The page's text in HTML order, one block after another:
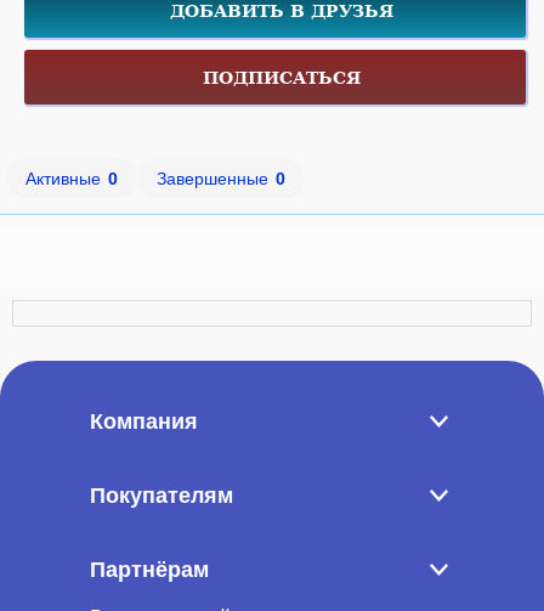
ДОБАВИТЬ В ДРУЗЬЯ
ПОДПИСАТЬСЯ
Активные 0 Завершенные 0
Компания
Покупателям
Партнёрам